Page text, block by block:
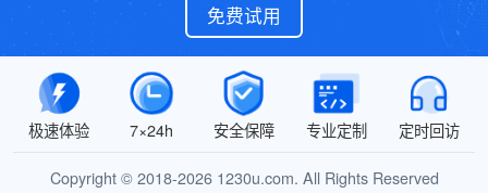
免费试用
极速体验 7×24h 安全保障 专业定制 定时回访
Copyright © 2018-2026 1230u.com. All Rights Reserved